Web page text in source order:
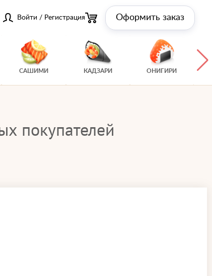
Войти / Регистрация Оформить заказ
САШИМИ КАДЗАРИ ОНИГИРИ
покупателей